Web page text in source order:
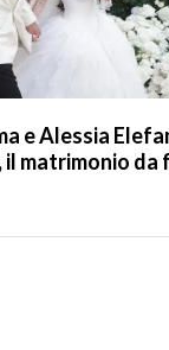
e Alessia
il matrimonio da